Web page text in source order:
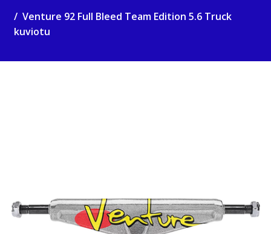
Venture 92 Full Bleed Team Edition 5.6 Truck
kuviotu